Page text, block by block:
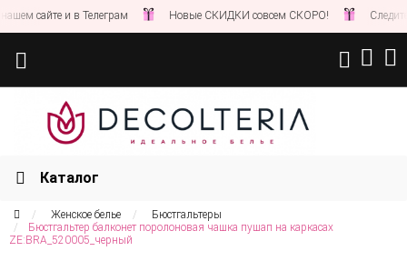
сайте и в Телеграм Новые СКИДКИ совсем СКОРО! Следите за
Каталог
Женское белье
Бюстгальтеры
Бюстгальтер балконет поролоновая чашка пушап на каркасах
ZE:BRA_520005_черный